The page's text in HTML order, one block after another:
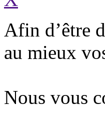
Afin d’être
au mieux
Nous vous